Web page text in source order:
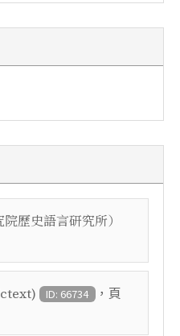
歷史語言研究所）
ID: 66734 ，頁